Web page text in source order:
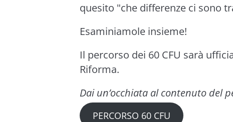
quesito "che differenze ci sono
Esaminiamole insieme!
Il percorso dei 60 CFU sarà
Riforma.
Dai un’occhiata al contenuto del
PERCORSO 60 CFU